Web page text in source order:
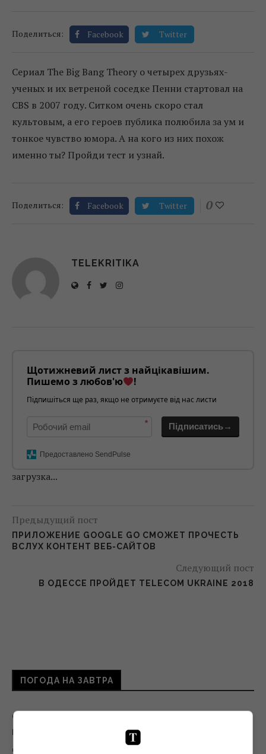
Поделиться: Facebook Twitter
Сериал The Big Bang Theory о четырех друзьях-
ученых и их ветреной соседке Пенни стартовал на
CBS в 2007 году. Ситком очень скоро стал
культовым, а его героев публика полюбила за ум и
тонкое чувство юмора. А на кого из них похож
именно ты? Пройди тест и узнай.
Поделиться: Facebook Twitter 0
TELEKRITIKA
Щотижневий лист з найцікавішим.
Пишемо з любов'ю
!
Підпишіться ще раз, якщо не отримуєте від нас листи
* Підписатись→
Предоставлено SendPulse
загрузка...
Предыдущий пост
ПРИЛОЖЕНИЕ GOOGLE GO СМОЖЕТ ПРОЧЕСТЬ
ВСЛУХ КОНТЕНТ ВЕБ-САЙТОВ
Следующий пост
В ОДЕССЕ ПРОЙДЕТ TELECOM UKRAINE 2018
ПОГОДА НА ЗАВТРА
Синоптик назвала области, которые
первыми накроет непогода и
долгожданное похолодание